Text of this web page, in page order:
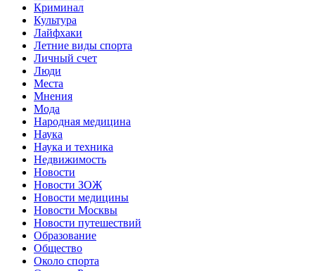
Криминал
Культура
Лайфхаки
Летние виды спорта
Личный счет
Люди
Места
Мнения
Мода
Народная медицина
Наука
Наука и техника
Недвижимость
Новости
Новости ЗОЖ
Новости медицины
Новости Москвы
Новости путешествий
Образование
Общество
Около спорта